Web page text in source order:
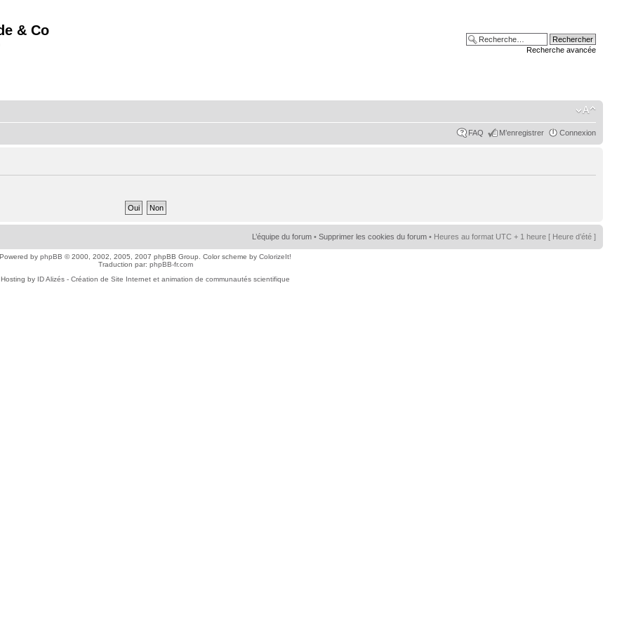
& Co
Recherche avancée
FAQ M’enregistrer Connexion
L’équipe du forum • Supprimer les cookies du forum • Heures au format UTC + 1 heure [ Heure d’été ]
Powered by phpBB © 2000, 2002, 2005, 2007 phpBB Group. Color scheme by ColorizeIt!
Traduction par: phpBB-fr.com
Hosting by ID Alizés - Création de Site Internet et animation de communautés scientifique